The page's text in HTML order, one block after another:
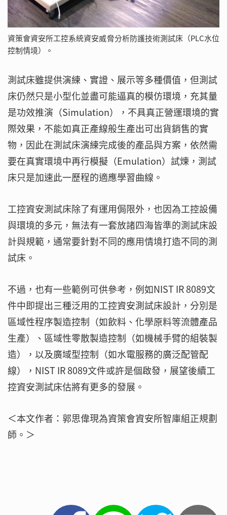
資策會資安所工控系統資安威脅分析防護技術測試床（PLC水位
控制情境）。
測試床雖提供演練、實證、展示等多種價值，但測試
床仍然只是小型化並盡可能逼真的模仿環境，充其量
是功效推演（Simulation），不具真正營運環境的實
際效果，不能如真正產線般生產出可出貨銷售的實
物，因此在測試床演練完成後的產品與方案，依然需
要在真實環境中再行模擬（Emulation）試煉，測試
床只是加速此一歷程的適應學習曲線。
工控資安測試床除了有運用侷限外，也因為工控設備
與環境的多元，無法有一套放諸四海皆準的測試床設
計與規範，通常要針對不同的應用情境打造不同的測
試床。
不過，也有一些範例可供參考，例如NIST IR 8089文
件中即提出三種泛用的工控資安測試床設計，分別是
區域性程序製造控制（如飲料、化學原料等流體產品
生產）、區域性零散製造控制（如機械手臂的組裝製
造），以及廣域型控制（如水電服務的廣泛配管配
線），NIST IR 8089文件或許是個啟發，展望後續工
控資安測試床估將有更多的發展。
＜本文作者：郭思偉現為資策會資安所智庫組正規劃
師。＞